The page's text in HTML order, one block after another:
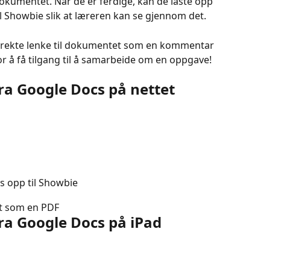
slik at læreren kan se gjennom det.
lenke til dokumentet som en kommentar
få tilgang til å samarbeide om en oppgave!
Google Docs på nettet
opp til Showbie
en PDF
Google Docs på iPad